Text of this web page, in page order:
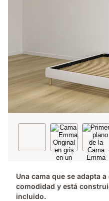
Una cama que se adapta
comodidad y está
incluido.